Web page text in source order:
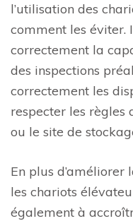
l’utilisation des
comment les éviter.
correctement la
des inspections
correctement les
respecter les règles
ou le site de
En plus
les chariots
également à